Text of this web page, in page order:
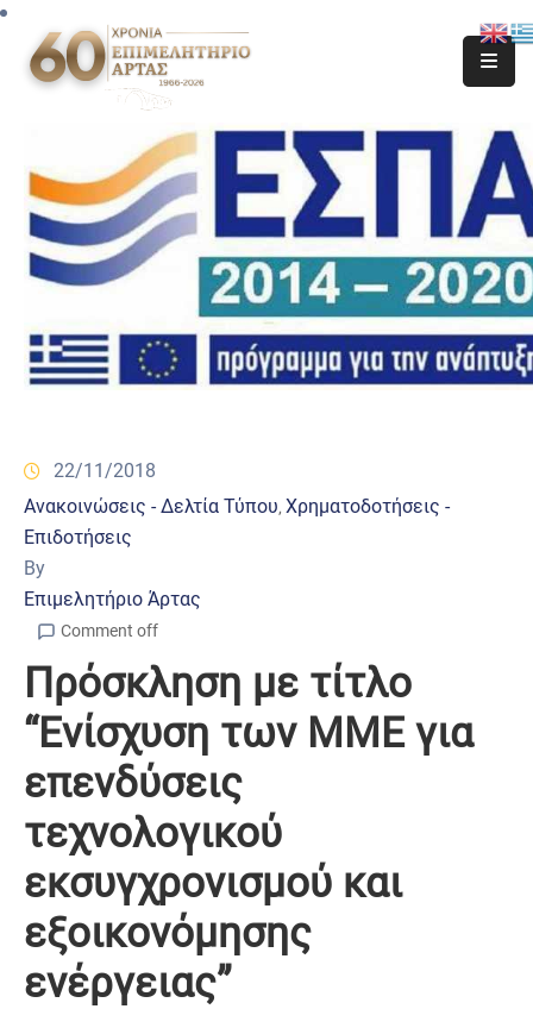
22/11/2018
Ανακοινώσεις - Δελτία Τύπου‚ Χρηματοδοτήσεις -
Επιδοτήσεις
By
Επιμελητήριο Άρτας
Comment off
Πρόσκληση με τίτλο
“Ενίσχυση των ΜΜΕ για
επενδύσεις
τεχνολογικού
εκσυγχρονισμού και
εξοικονόμησης
ενέργειας”